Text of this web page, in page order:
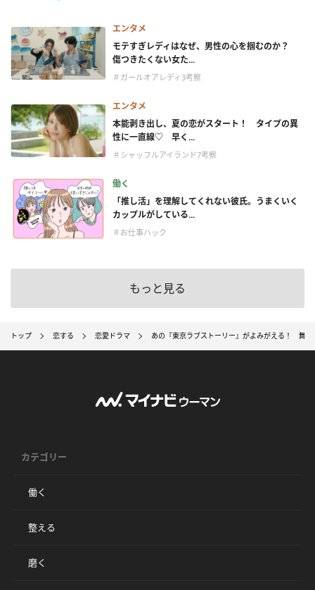
エンタメ
モテすぎレディはなぜ、男性の心を掴むのか？
傷つきたくない女た...
＃ガールオアレディ3考察
エンタメ
本能剥き出し、夏の恋がスタート！ タイプの異
性に一直線♡ 早く...
＃シャッフルアイランド7考察
働く
「推し活」を理解してくれない彼氏。うまくいく
カップルがしている...
＃お仕事ハック
もっと見る
トップ 恋する 恋愛ドラマ あの『東京ラブストーリー』がよみがえる！ 舞
カテゴリー
働く
整える
磨く